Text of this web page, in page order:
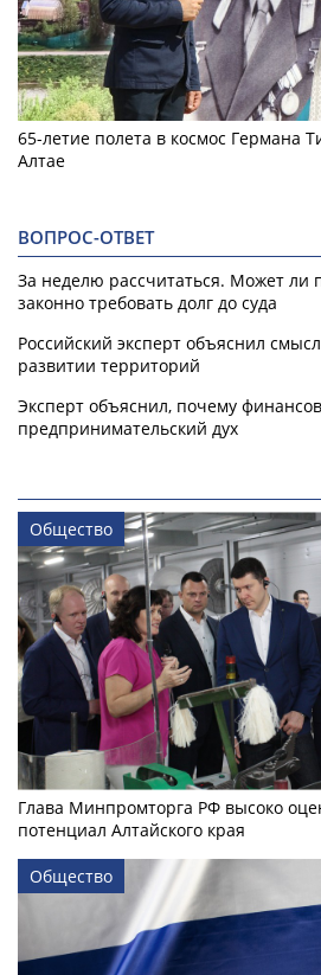
65-летие полета в космос Германа
Алтае
ВОПРОС-ОТВЕТ
За неделю рассчитаться. Может ли
законно требовать долг до суда
Российский эксперт объяснил
развитии территорий
Эксперт объяснил, почему
предпринимательский дух
Общество
Глава Минпромторга РФ высоко
потенциал Алтайского края
Общество